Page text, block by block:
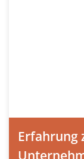
Erfahrung